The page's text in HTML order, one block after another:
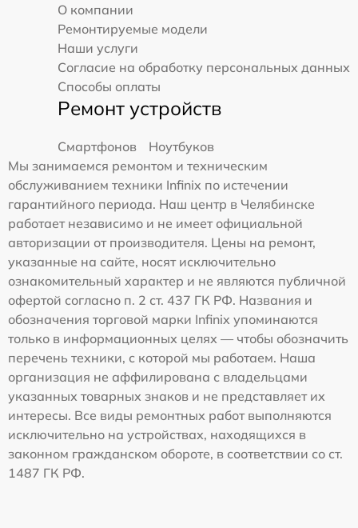
О компании
Ремонтируемые модели
Наши услуги
Согласие на обработку персональных данных
Способы оплаты
Ремонт устройств
Смартфонов
Ноутбуков
Мы занимаемся ремонтом и техническим
обслуживанием техники Infinix по истечении
гарантийного периода. Наш центр в Челябинске
работает независимо и не имеет официальной
авторизации от производителя. Цены на ремонт,
указанные на сайте, носят исключительно
ознакомительный характер и не являются публичной
офертой согласно п. 2 ст. 437 ГК РФ. Названия и
обозначения торговой марки Infinix упоминаются
только в информационных целях — чтобы обозначить
перечень техники, с которой мы работаем. Наша
организация не аффилирована с владельцами
указанных товарных знаков и не представляет их
интересы. Все виды ремонтных работ выполняются
исключительно на устройствах, находящихся в
законном гражданском обороте, в соответствии со ст.
1487 ГК РФ.